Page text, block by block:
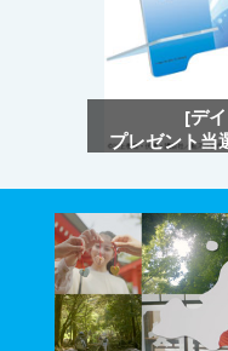
[デ
プレゼント当